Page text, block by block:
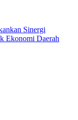
Sinergi
Ekonomi Daerah